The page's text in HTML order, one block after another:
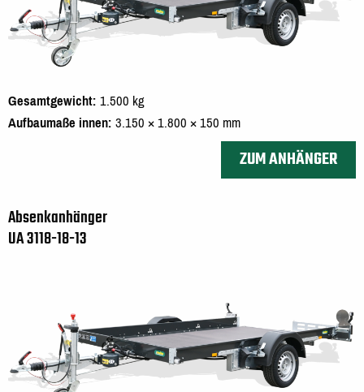
Gesamtgewicht 1.500 kg
Aufbaumaße innen 3.150 × 1.800 × 150 mm
ZUM ANHÄNGER
Absenkanhänger
UA 3118-18-13